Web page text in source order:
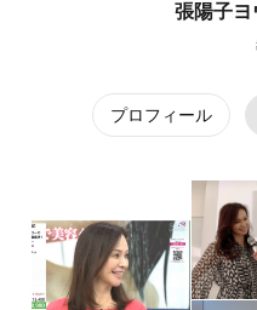
張陽子ヨ
プロフィール